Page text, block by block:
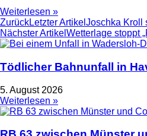
Weiterlesen »
ZurückLetzter Artikel Joschka Kroll
Nächster Artikel Wetterlage stoppt
Tödlicher Bahnunfall in
5. August 2026
Weiterlesen »